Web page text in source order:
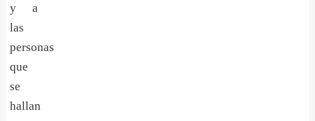
y a
las
personas
que
se
hallan